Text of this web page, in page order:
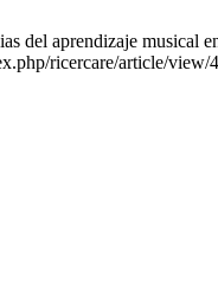
del aprendizaje
ricercare/article/view/